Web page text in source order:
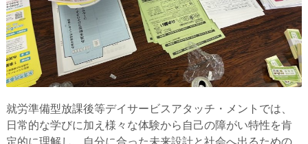
就労準備型放課後等デイサービスアタッチ・メントでは、
日常的な学びに加え様々な体験から自己の障がい特性を肯
定的に理解し、自分に合った未来設計と社会へ出るための